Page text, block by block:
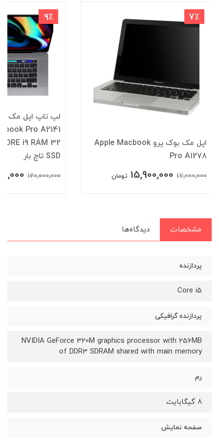
7٪
اپل مک بوک پرو Apple Macbook
Pro A1278
17,000,000
15,900,000 تومان
9٪
Pro A2141
SSD تاچ بار
120,000,000
مشخصات دیدگاه‌ها
پردازنده
Core i5
پردازنده گرافیکی
NVIDIA GeForce 320M graphics processor with 256MB
of DDR3 SDRAM shared with main memory
رم
8 گیگابایت
صفحه نمایش